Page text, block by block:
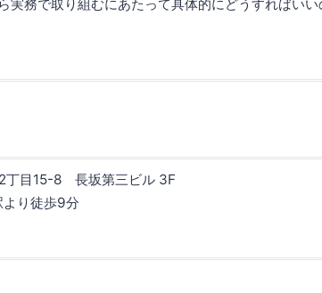
実務で取り組むにあたって具体的にどうすればい
丁目15-8 長坂第三ビル 3F
り徒歩9分